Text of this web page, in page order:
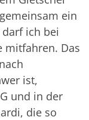
ein
ich bei
mitfahren. Das
ist,
und in der
die so